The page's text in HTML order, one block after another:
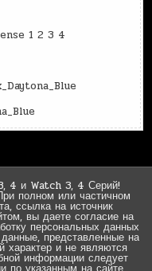
1 2 3 4
4 и Watch 3, 4 Серий!
полном или частичном
ссылка на источник
вы даете согласие на
персональных данных
представленные на
характер и не являются
информации следует